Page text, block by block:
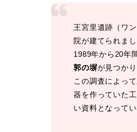
王宮里遺跡（ワ
院が建てられまし
1989年から20年
郭の塀が見つかり
この調査によっ
器を作っていた
い資料となってい